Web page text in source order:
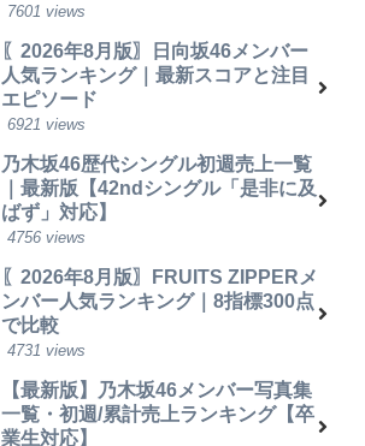
7601 views
〖2026年8月版〗日向坂46メンバー
人気ランキング｜最新スコアと注目
エピソード
6921 views
乃木坂46歴代シングル初週売上一覧
｜最新版【42ndシングル「是非に及
ばず」対応】
4756 views
〖2026年8月版〗FRUITS ZIPPERメ
ンバー人気ランキング｜8指標300点
で比較
4731 views
【最新版】乃木坂46メンバー写真集
一覧・初週/累計売上ランキング【卒
業生対応】